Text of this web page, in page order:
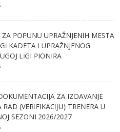
ZA POPUNU UPRAŽNJENIH MESTA
KADETA I UPRAŽNJENOG
LIGI PIONIRA
ZA IZDAVANJE
(VERIFIKACIJU) TRENERA U
SEZONI 2026/2027